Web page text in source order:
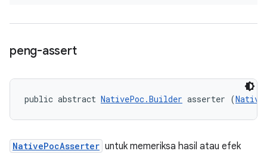
peng-assert
public abstract NativePoc.Builder asserter (
NativePocAsserter untuk memeriksa hasil atau efek